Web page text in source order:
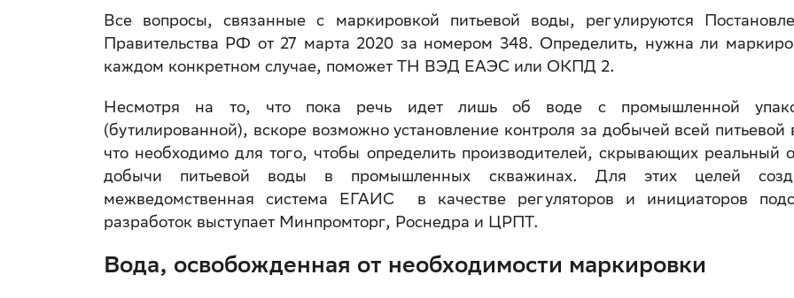
Все вопросы, связанные с маркировкой питьевой воды, регулируются
Правительства РФ от 27 марта 2020 за номером 348. Определить, нужна ли
каждом конкретном случае, поможет ТН ВЭД ЕАЭС или ОКПД 2.
Несмотря на то, что пока речь идет лишь об воде с промышленной
(бутилированной), вскоре возможно установление контроля за добычей всей питьевой
что необходимо для того, чтобы определить производителей, скрывающих реальный
добычи питьевой воды в промышленных скважинах. Для этих целей
межведомственная система ЕГАИС в качестве регуляторов и инициаторов
разработок выступает Минпромторг, Роснедра и ЦРПТ.
Вода, освобожденная от необходимости маркировки